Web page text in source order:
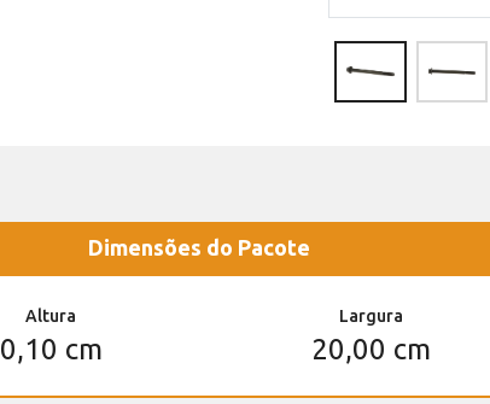
Dimensões do Pacote
Altura
0,10 cm
Largura
20,00 cm